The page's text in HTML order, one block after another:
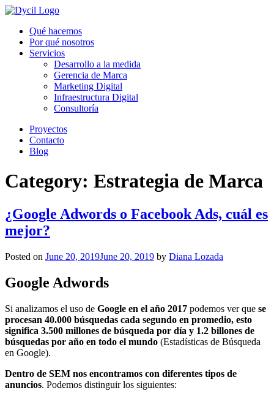
Qué hacemos
Por qué nosotros
Servicios
Desarrollo a la medida
Gerencia de Marca
Marketing Digital
Infraestructura Digital
Consultoría
Proyectos
Contacto
Blog
Category: Estrategia de Marca
¿Google Adwords o Facebook Ads, cuál es
mejor?
Posted on June 20, 2019June 20, 2019 by Diana Lozada
Google Adwords
Si analizamos el uso de Google en el año 2017 podemos ver que se
procesan 40.000 búsquedas cada segundo en promedio, esto
significa 3.500 millones de búsqueda por día y 1.2 billones de
búsquedas por año en todo el mundo (Estadísticas de Búsqueda
en Google).
Dentro de SEM nos encontramos con diferentes tipos de
anuncios. Podemos distinguir los siguientes: